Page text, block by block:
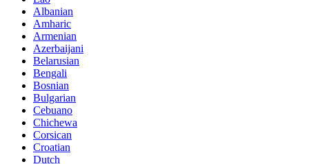
Albanian
Amharic
Armenian
Azerbaijani
Belarusian
Bengali
Bosnian
Bulgarian
Cebuano
Chichewa
Corsican
Croatian
Dutch